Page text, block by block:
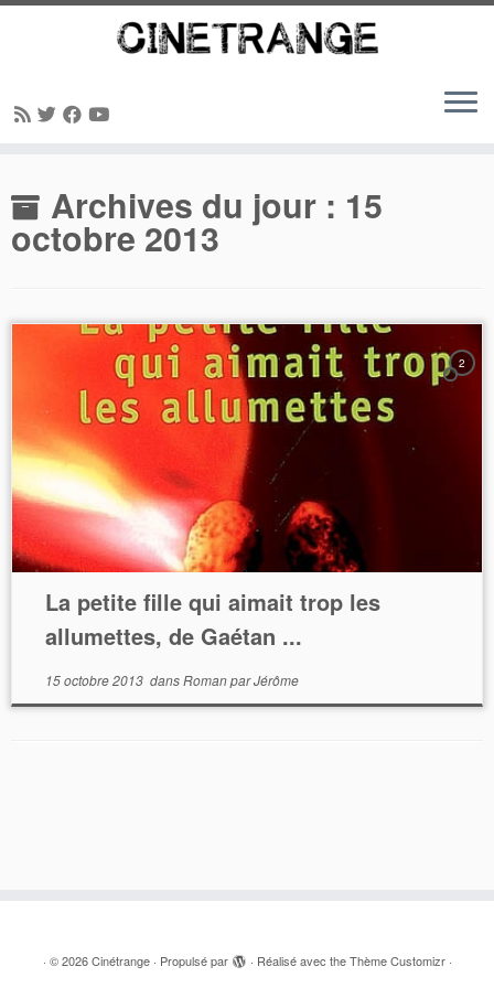
au
contenuArchives du jour : 15
octobre 2013
2
La petite fille qui aimait trop les
allumettes, de Gaétan ...
15 octobre 2013dansRomanparJérôme
· © 2026 Cinétrange· Propulsé par · Réalisé avec theThème Customizr·